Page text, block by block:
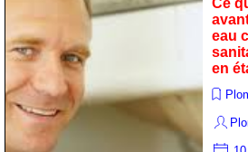
état
Ce
eau
en